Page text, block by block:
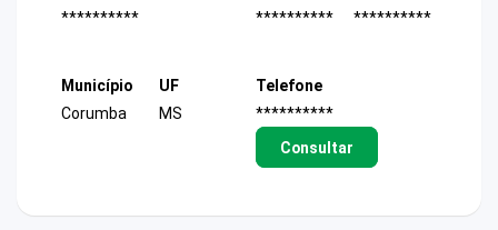
**********
**********
**********
Município
Corumba
UF
MS
Telefone
**********
Consultar